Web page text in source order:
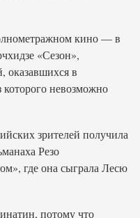
кино — в
«Сезон»,
оказавшихся в
невозможно
зрителей получила
Резо
где она сыграла Лесю
потому что